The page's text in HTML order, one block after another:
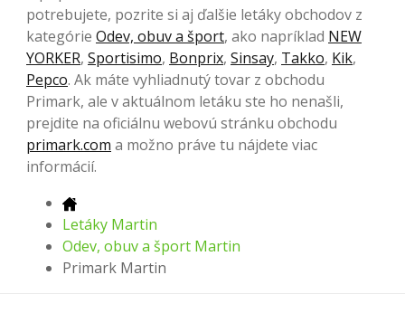
potrebujete, pozrite si aj ďalšie letáky obchodov z
kategórie Odev, obuv a šport, ako napríklad NEW
YORKER, Sportisimo, Bonprix, Sinsay, Takko, Kik,
Pepco. Ak máte vyhliadnutý tovar z obchodu
Primark, ale v aktuálnom letáku ste ho nenašli,
prejdite na oficiálnu webovú stránku obchodu
primark.com a možno práve tu nájdete viac
informácií.
Letáky Martin
Odev, obuv a šport Martin
Primark Martin